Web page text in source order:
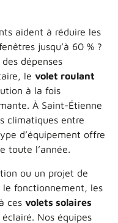
aident à réduire les
jusqu’à 60 % ?
dépenses
le volet roulant
à la fois
À Saint-Étienne
climatiques entre
d’équipement offre
toute l’année.
ou un projet de
le fonctionnement, les
ces volets solaires
Nos équipes